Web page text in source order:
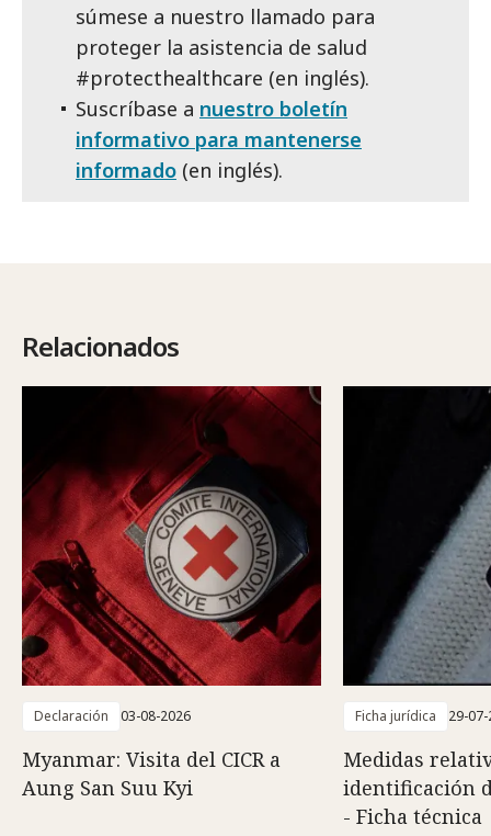
súmese a nuestro llamado para
proteger la asistencia de salud
#protecthealthcare (en inglés).
Suscríbase a nuestro boletín
informativo para mantenerse
informado (en inglés).
Relacionados
Declaración 03-08-2026
Myanmar: Visita del CICR a
Aung San Suu Kyi
Ficha jurídica 29-
Medidas
identificación
- Ficha técnica